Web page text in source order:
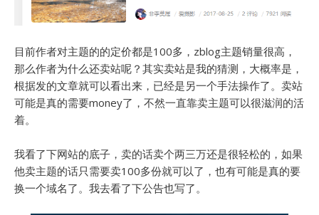
目前作者对主题的的定价都是100多，zblog主题销量很高，
那么作者为什么还卖站呢？其实卖站是我的猜测，大概率是，
根据发的文章就可以看出来，已经是另一个手法操作了。卖站
可能是真的需要money了，不然一直靠卖主题可以很滋润的活
着。
我看了下网站的底子，卖的话卖个两三万还是很轻松的，如果
他卖主题的话只需要卖100多份就可以了，也有可能是真的要
换一个域名了。我去看了下公告也写了。